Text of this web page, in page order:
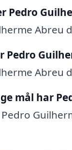
Pedro
Abreu
Pedro
Abreu
mål har